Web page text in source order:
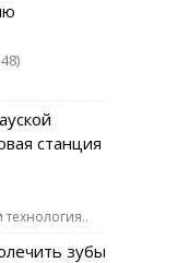
станция
зубы